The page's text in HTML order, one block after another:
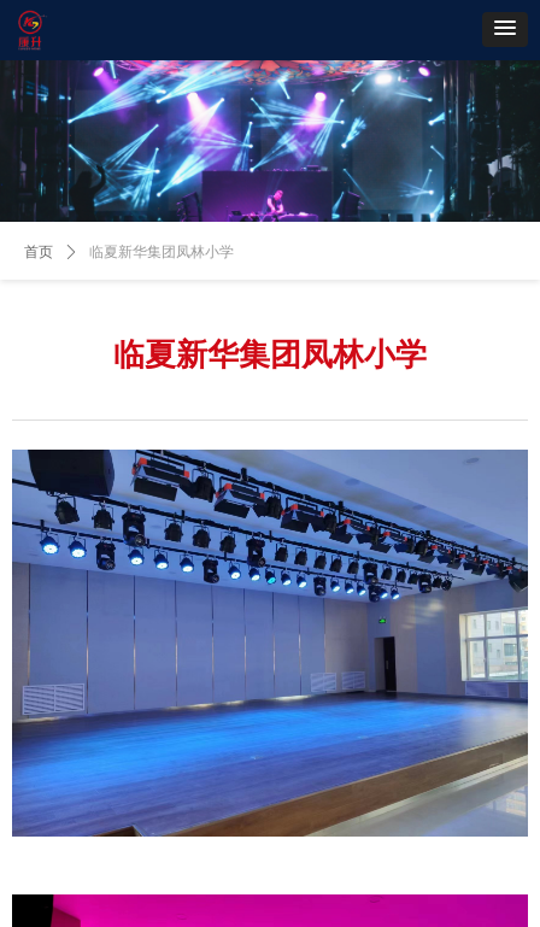
临夏新华集团凤林小学
首页 ꄲ 临夏新华集团凤林小学